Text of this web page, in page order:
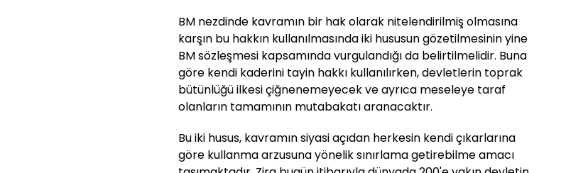
BM nezdinde kavramın bir hak olarak nitelendirilmiş olmasına
karşın bu hakkın kullanılmasında iki hususun gözetilmesinin yine
BM sözleşmesi kapsamında vurgulandığı da belirtilmelidir. Buna
göre kendi kaderini tayin hakkı kullanılırken, devletlerin toprak
bütünlüğü ilkesi çiğnenemeyecek ve ayrıca meseleye taraf
olanların tamamının mutabakatı aranacaktır.
Bu iki husus, kavramın siyasi açıdan herkesin kendi çıkarlarına
göre kullanma arzusuna yönelik sınırlama getirebilme amacı